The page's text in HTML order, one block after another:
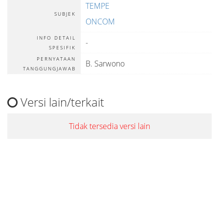
SUBJEK
TEMPE
ONCOM
INFO DETAIL
SPESIFIK
-
PERNYATAAN
TANGGUNGJAWAB
B. Sarwono
Versi lain/terkait
Tidak tersedia versi lain